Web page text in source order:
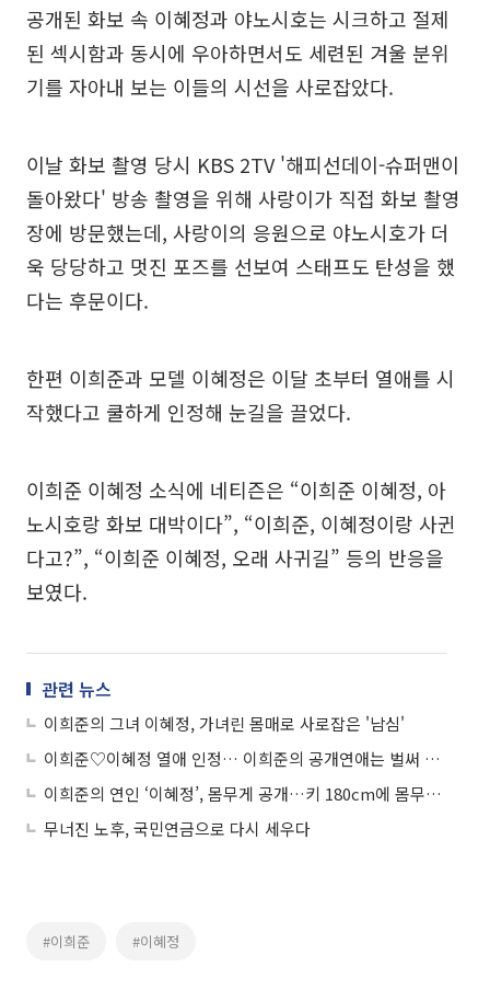
공개된 화보 속 이혜정과 야노시호는 시크하고 절제
된 섹시함과 동시에 우아하면서도 세련된 겨울 분위
기를 자아내 보는 이들의 시선을 사로잡았다.
이날 화보 촬영 당시 KBS 2TV '해피선데이-슈퍼맨이
돌아왔다' 방송 촬영을 위해 사랑이가 직접 화보 촬영
장에 방문했는데, 사랑이의 응원으로 야노시호가 더
욱 당당하고 멋진 포즈를 선보여 스태프도 탄성을 했
다는 후문이다.
한편 이희준과 모델 이혜정은 이달 초부터 열애를 시
작했다고 쿨하게 인정해 눈길을 끌었다.
이희준 이혜정 소식에 네티즌은 “이희준 이혜정, 아
노시호랑 화보 대박이다”, “이희준, 이혜정이랑 사귄
다고?”, “이희준 이혜정, 오래 사귀길” 등의 반응을
보였다.
관련 뉴스
이희준의 그녀 이혜정, 가녀린 몸매로 사로잡은 '남심'
이희준♡이혜정 열애 인정… 이희준의 공개연애는 벌써 3번째?
이희준의 연인 ‘이혜정’, 몸무게 공개…키 180cm에 몸무게 50kg? '깜짝'
무너진 노후, 국민연금으로 다시 세우다
#이희준 #이혜정